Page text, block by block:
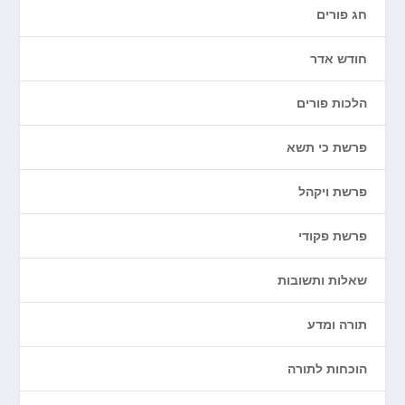
חג פורים
חודש אדר
הלכות פורים
פרשת כי תשא
פרשת ויקהל
פרשת פקודי
שאלות ותשובות
תורה ומדע
הוכחות לתורה